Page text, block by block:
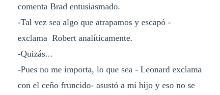
comenta Brad entusiasmado.
-Tal vez sea algo que atrapamos y escapó -
exclama Robert analíticamente.
-Quizás...
-Pues no me importa, lo que sea - Leonard exclama
con el ceño fruncido- asustó a mi hijo y eso no se